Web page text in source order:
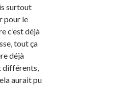
surtout
pour le
c’est déjà
tout ça
déjà
différents,
aurait pu